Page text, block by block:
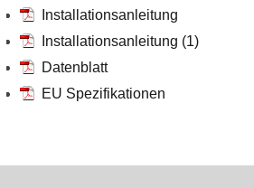
Installationsanleitung
Installationsanleitung (1)
Datenblatt
EU Spezifikationen